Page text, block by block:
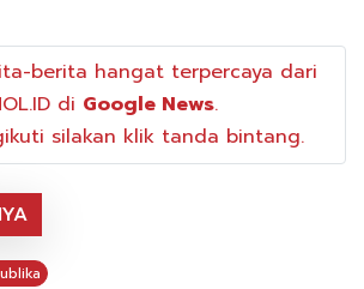
berita hangat terpercaya dari
di Google News.
silakan klik tanda bintang.